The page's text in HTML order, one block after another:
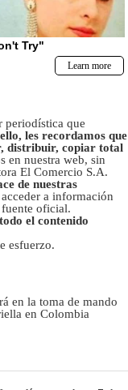
periodística que
les recordamos que
distribuir, copiar total
en nuestra web, sin
El Comercio S.A.
de nuestras
a información
fuente oficial.
el contenido
esfuerzo.
en la toma de mando
en Colombia